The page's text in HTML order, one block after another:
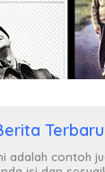
Terbaru
adalah contoh